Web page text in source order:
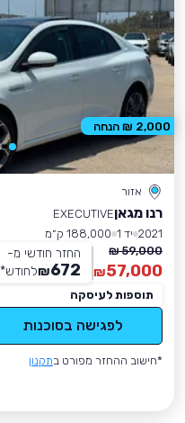
אזור
רנו מגאןEXECUTIVE
2021 יד 1
188,000 ק״מ
59,000 ₪
57,000
₪
החזר חודשי מ-
672
₪לחודש*
תוספות לעיסקה
לפגישה בסוכנות
*חישוב ההחזר מפורט בתקנון
2,000 ₪ הנחה